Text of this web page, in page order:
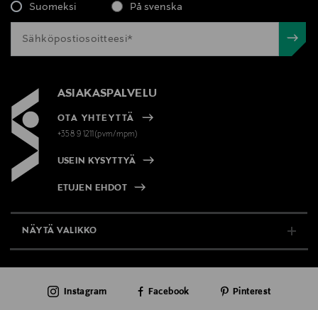
Suomeksi På svenska
ASIAKASPALVELU
OTA YHTEYTTÄ
+358 9 1211(pvm/mpm)
USEIN KYSYTTYÄ
ETUJEN EHDOT
NÄYTÄ VALIKKO
AJANKOHTAISTA
Instagram Facebook Pinterest